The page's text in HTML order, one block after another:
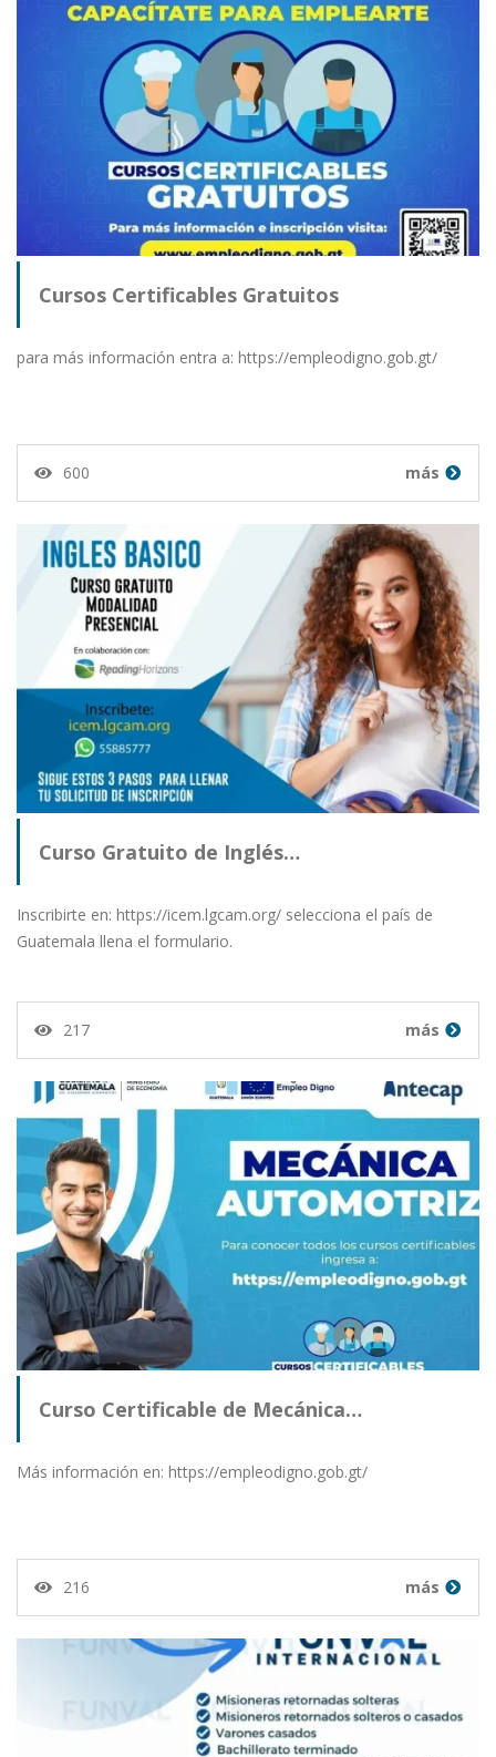
Cursos Certificables Gratuitos
para más información entra a: https://empleodigno.gob.gt/
600 más
Curso Gratuito de Inglés…
Inscribirte en: https://icem.lgcam.org/ selecciona el país de
Guatemala llena el formulario.
217 más
Curso Certificable de Mecánica…
Más información en: https://empleodigno.gob.gt/
216 más